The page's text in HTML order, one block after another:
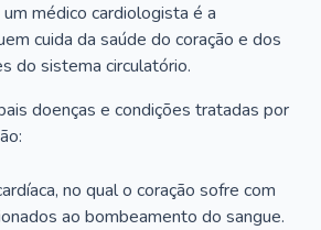
médico cardiologista é a
cuida da saúde do coração e dos
do sistema circulatório.
doenças e condições tratadas por
no qual o coração sofre com
ao bombeamento do sangue.